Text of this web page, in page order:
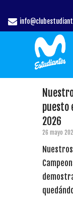
puesto
2026
26 mayo